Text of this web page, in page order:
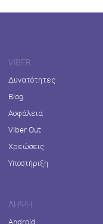
VIBER
Δυνατότητες
Blog
Ασφάλεια
Viber Out
Χρεώσεις
Υποστήριξη
ΛΉΨΗ
Android